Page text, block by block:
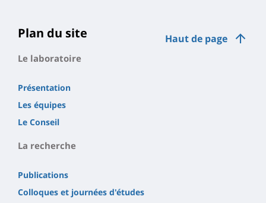
page
principale
Haut de page
Plan du site
Le laboratoire
Présentation
Les équipes
Le Conseil
La recherche
Publications
Colloques et journées d'études